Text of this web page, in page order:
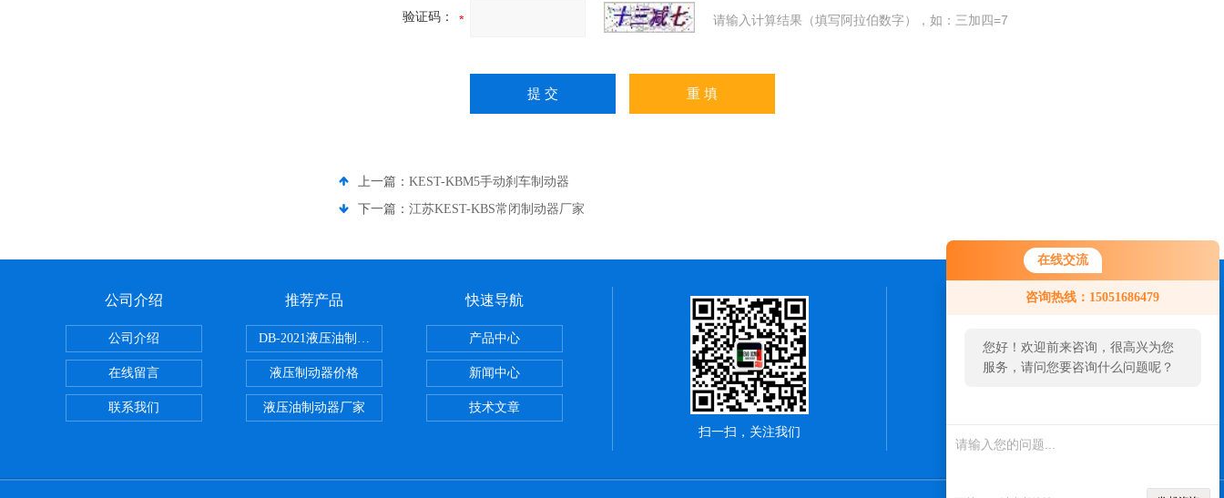
在线交流
咨询热线：15051686479
您好！欢迎前来咨询，很高兴为您
服务，请问您要咨询什么问题呢？
验证码： 请输入计算结果（填写阿拉伯数字），如：三加四=7
上一篇： KEST-KBM5手动刹车制动器
下一篇： 江苏KEST-KBS常闭制动器厂家
公司介绍
公司介绍
在线留言
联系我们
推荐产品
DB-2021液压油制动器
液压制动器价格
液压油制动器厂家
快速导航
产品中心
新闻中心
技术文章
扫一扫，关注我们
联系我们
24小时热线：